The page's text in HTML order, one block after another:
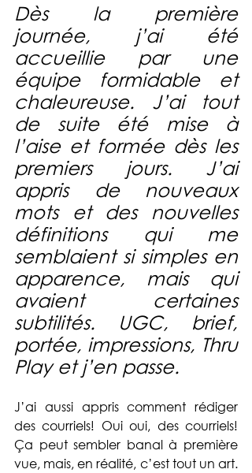
Dès la première
journée, j’ai été
accueillie par une
équipe formidable et
chaleureuse. J’ai tout
de suite été mise à
l’aise et formée dès les
premiers jours. J’ai
appris de nouveaux
mots et des nouvelles
définitions qui me
semblaient si simples en
apparence, mais qui
avaient certaines
subtilités. UGC, brief,
portée, impressions, Thru
Play et j’en passe.
J’ai aussi appris comment rédiger
des courriels! Oui oui, des courriels!
Ça peut sembler banal à première
vue, mais, en réalité, c’est tout un art.